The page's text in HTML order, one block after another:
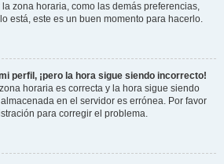
zona horaria, como las demás preferencias,
está, este es un buen momento para hacerlo.
perfil, ¡pero la hora sigue siendo incorrecto!
horaria es correcta y la hora sigue siendo
en el servidor es errónea. Por favor
para corregir el problema.